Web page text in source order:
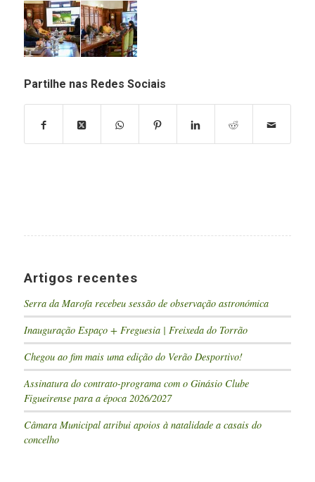
Partilhe nas Redes Sociais
Artigos recentes
Serra da Marofa recebeu sessão de observação astronómica
Inauguração Espaço + Freguesia | Freixeda do Torrão
Chegou ao fim mais uma edição do Verão Desportivo!
Assinatura do contrato-programa com o Ginásio Clube
Figueirense para a época 2026/2027
Câmara Municipal atribui apoios à natalidade a casais do
concelho